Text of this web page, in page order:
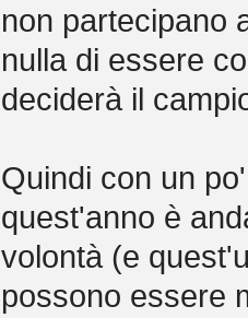
non partecipano
nulla di essere
deciderà il
Quindi con un
quest'anno è
volontà (e
possono essere